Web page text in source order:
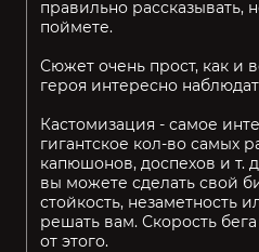
правильно рассказывать,
поймете.
Сюжет очень прост, как и
героя интересно
Кастомизация - самое
гигантское кол-во самых
капюшонов, доспехов и т.
вы можете сделать свой
стойкость, незаметность
решать вам. Скорость
от этого.